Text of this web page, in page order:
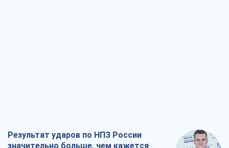
Результат ударов по НПЗ России
значительно больше, чем кажется